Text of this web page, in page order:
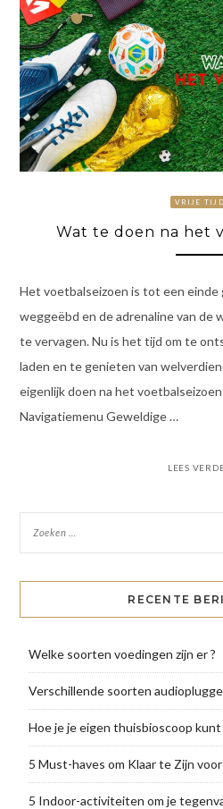
VRIJE TIJD
Wat te doen na het
Het voetbalseizoen is tot een einde
weggeëbd en de adrenaline van de
te vervagen. Nu is het tijd om te
laden en te genieten van
eigenlijk doen na het
Navigatiemenu Geweldige …
LEES
RECENTE
Welke soorten voedingen zijn er ?
Verschillende soorten
Hoe je je eigen thuisbioscoop
5 Must-haves om Klaar te Zijn
5 Indoor-activiteiten om je